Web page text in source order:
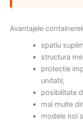
Avantajele
spatiu
structura
protectie
unitatii;
posibilitate
mai multe
modele noi